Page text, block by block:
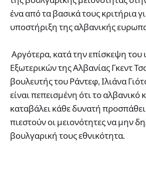
ένα από τα βασικά τους κριτήρια
υποστήριξη της αλβανικής
Αργότερα, κατά την επίσκεψη
Εξωτερικών της Αλβανίας Γκεντ
βουλευτής του Ράντεφ, Ιλιάνα
είναι πεπεισμένη ότι το αλβανικό
καταβάλει κάθε δυνατή
πιεστούν οι μειονότητες να μην
βουλγαρική τους εθνικότητα.